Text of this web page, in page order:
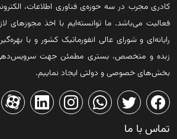
کادری مجرب در سه حوزه‌ی فناوری اطلاعات،
فعالیت می‌باشد. ما توانسته‌ایم با اخذ مجوزهای
رایانه‌ای و شورای عالی انفورماتیک کشور و با
زبده و متخصص، بستری مطمئن جهت
بخش‌های خصوصی و دولتی ایجاد نماییم.
تماس با ما